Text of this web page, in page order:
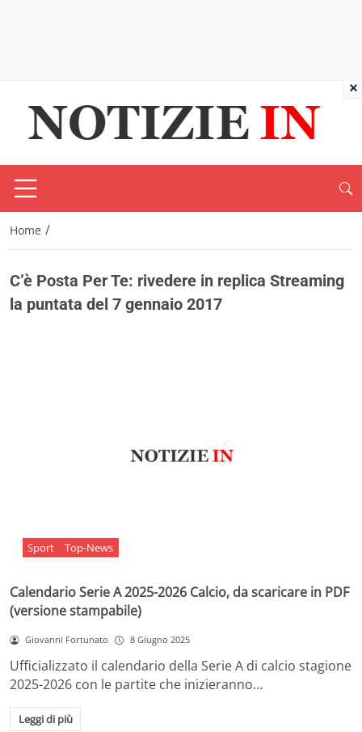
Home /
C’è Posta Per Te: rivedere in replica Streaming
la puntata del 7 gennaio 2017
Sport Top-News
Calendario Serie A 2025-2026 Calcio, da scaricare in PDF
(versione stampabile)
Giovanni Fortunato 8 Giugno 2025
Ufficializzato il calendario della Serie A di calcio stagione
2025-2026 con le partite che inizieranno…
Leggi di più
×